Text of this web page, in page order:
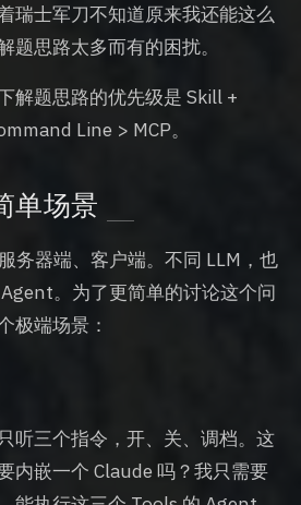
瑞士军刀不知道原来我还能这么
题思路太多而有的困扰。
解题思路的优先级是 Skill +
Line > MCP。
单场景
务器端、客户端。不同 LLM，也
。为了更简单的讨论这个问
极端场景：
听三个指令，开、关、调档。这
内嵌一个 Claude 吗？我只需要